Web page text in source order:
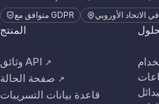
متوافق مع GDPR الأوروبي
المنتج
وثائق API ↗
صفحة الحالة ↗
قاعدة بيانات التسريبات